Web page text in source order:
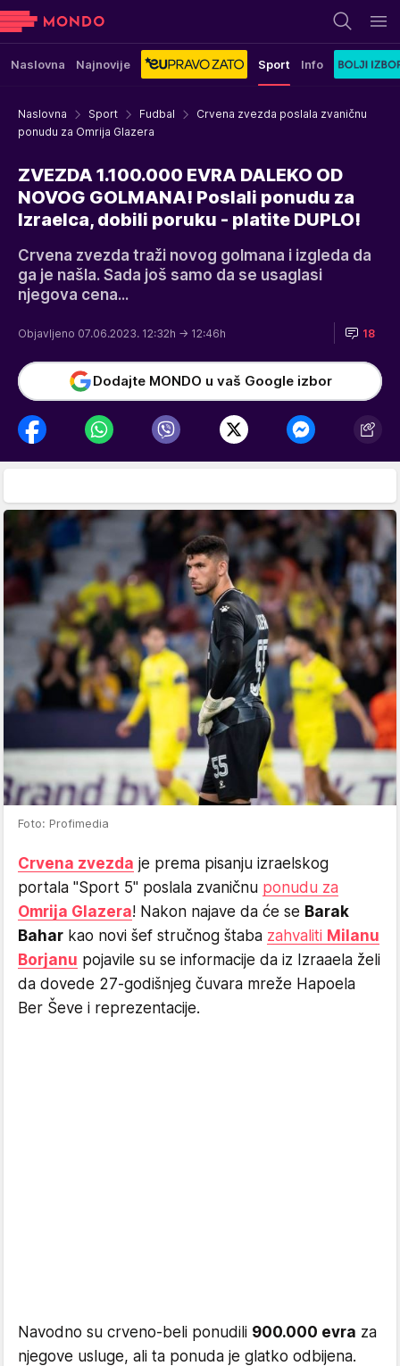
Naslovna Najnovije Sport Info
Naslovna Sport Fudbal
Crvena zvezda poslala zvaničnu
ponudu za Omrija Glazera
ZVEZDA 1.100.000 EVRA DALEKO OD
NOVOG GOLMANA! Poslali ponudu za
Izraelca, dobili poruku - platite DUPLO!
Crvena zvezda traži novog golmana i izgleda da
ga je našla. Sada još samo da se usaglasi
njegova cena...
Objavljeno 07.06.2023. 12:32h → 12:46h 18
Dodajte MONDO u vaš Google izbor
Foto: Profimedia
Crvena zvezda je prema pisanju izraelskog
portala "Sport 5" poslala zvaničnu ponudu za
Omrija Glazera! Nakon najave da će se Barak
Bahar kao novi šef stručnog štaba zahvaliti Milanu
Borjanu pojavile su se informacije da iz Izraaela želi
da dovede 27-godišnjeg čuvara mreže Hapoela
Ber Ševe i reprezentacije.
Navodno su crveno-beli ponudili 900.000 evra za
njegove usluge, ali ta ponuda je glatko odbijena.